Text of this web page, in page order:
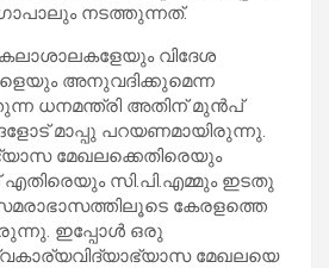
നടത്തുന്നത്.
വിദേശ
അനുവദിക്കുമെന്ന
ധനമന്ത്രി അതിന് മുന്‍പ്
മാപ്പു പറയണമായിരുന്നു.
മേഖലക്കെതിരെയും
സി.പി.എമ്മും ഇടതു
കേരളത്തെ
ഇപ്പോള്‍ ഒരു
മേഖലയെ